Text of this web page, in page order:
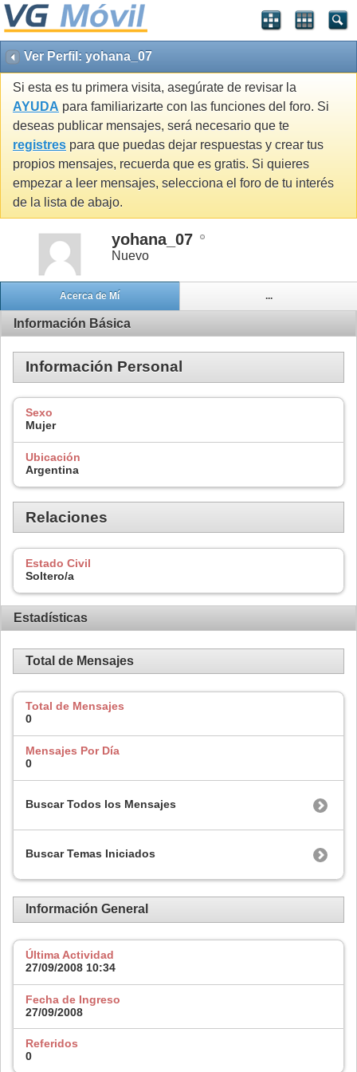
Ver Perfil: yohana_07
Si esta es tu primera visita, asegúrate de revisar la
AYUDA para familiarizarte con las funciones del foro. Si
deseas publicar mensajes, será necesario que te
registres para que puedas dejar respuestas y crear tus
propios mensajes, recuerda que es gratis. Si quieres
empezar a leer mensajes, selecciona el foro de tu interés
de la lista de abajo.
yohana_07
Nuevo
Acerca de Mí ...
Información Básica
Información Personal
Sexo
Mujer
Ubicación
Argentina
Relaciones
Estado Civil
Soltero/a
Estadísticas
Total de Mensajes
Total de Mensajes
0
Mensajes Por Día
0
Buscar Todos los Mensajes
Buscar Temas Iniciados
Información General
Última Actividad
27/09/2008 10:34
Fecha de Ingreso
27/09/2008
Referidos
0